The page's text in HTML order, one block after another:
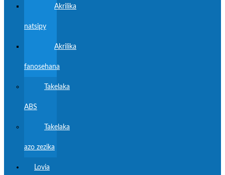
Akrilika
natsipy
Akrilika
fanosehana
Takelaka
ABS
Takelaka
azo zezika
Lovia